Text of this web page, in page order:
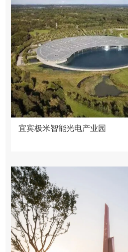
学
术
交
流
术
咨
询
学
级
文
件
动
组
织
机
构
联
盟
联
活
动
联
盟
宜宾极米智能光电产业园